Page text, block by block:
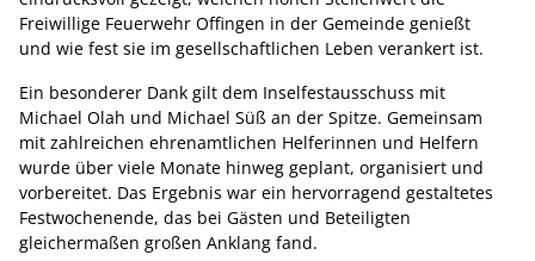
Freiwillige Feuerwehr Offingen in der Gemeinde genießt
und wie fest sie im gesellschaftlichen Leben verankert ist.
Ein besonderer Dank gilt dem Inselfestausschuss mit
Michael Olah und Michael Süß an der Spitze. Gemeinsam
mit zahlreichen ehrenamtlichen Helferinnen und Helfern
wurde über viele Monate hinweg geplant, organisiert und
vorbereitet. Das Ergebnis war ein hervorragend gestaltetes
Festwochenende, das bei Gästen und Beteiligten
gleichermaßen großen Anklang fand.